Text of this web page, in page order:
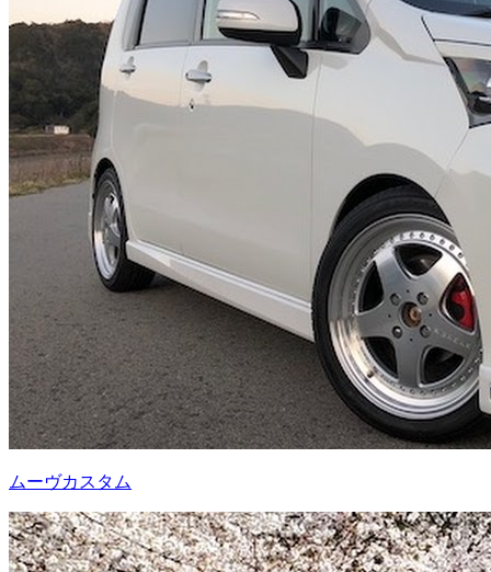
ムーヴカスタム